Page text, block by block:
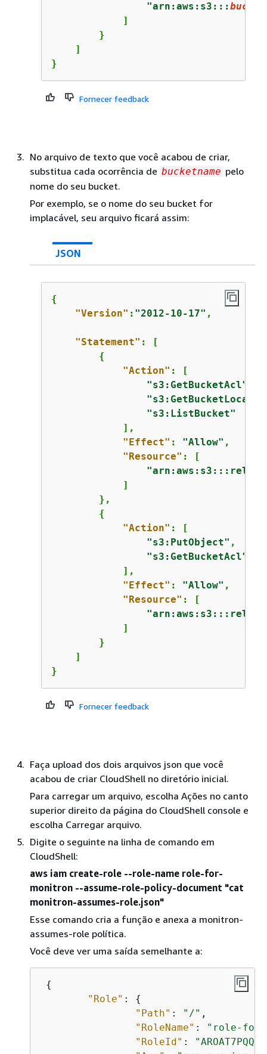
"arn:aws:s3:::
            ]
        }
    ]
}
Fornecer feedback
No arquivo de texto que você acabou de criar,
substitua cada ocorrência de bucketname pelo
nome do seu bucket.
Por exemplo, se o nome do seu bucket for
implacável, seu arquivo ficará assim:
JSON
{
"Version" : "2012-10-17" ,
"Statement" : [
{
"Action" : [
"s3:GetBucketAcl"
"s3:ListBucket"
            ],
"Effect" : "Allow" ,
"Resource" : [
            ]
        },
{
"Action" : [
"s3:PutObject" ,
"s3:GetBucketAcl"
            ],
"Effect" : "Allow" ,
"Resource" : [
            ]
        }
    ]
}
Fornecer feedback
Faça upload dos dois arquivos json que você
acabou de criar CloudShell no diretório inicial.
Para carregar um arquivo, escolha Ações no canto
superior direito da página do CloudShell console e
escolha Carregar arquivo.
Digite o seguinte na linha de comando em
CloudShell:
aws iam create-role --role-name role-for-
monitron --assume-role-policy-document "cat
monitron-assumes-role.json"
Esse comando cria a função e anexa a monitron-
assumes-role política.
Você deve ver uma saída semelhante a:
{
"Role" : {
"Path" : "/" ,
"RoleName" :
"role-for-
"RoleId" :